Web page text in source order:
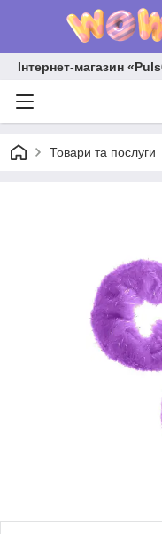
Інтернет-магазин
Товари та послуги